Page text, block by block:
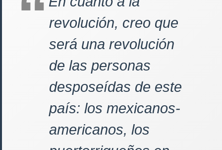
revolución, creo que
será una revolución
de las personas
desposeídas de este
país: los mexicanos-
americanos, los